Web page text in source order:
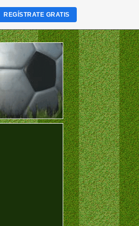
REGÍSTRATE GRATIS